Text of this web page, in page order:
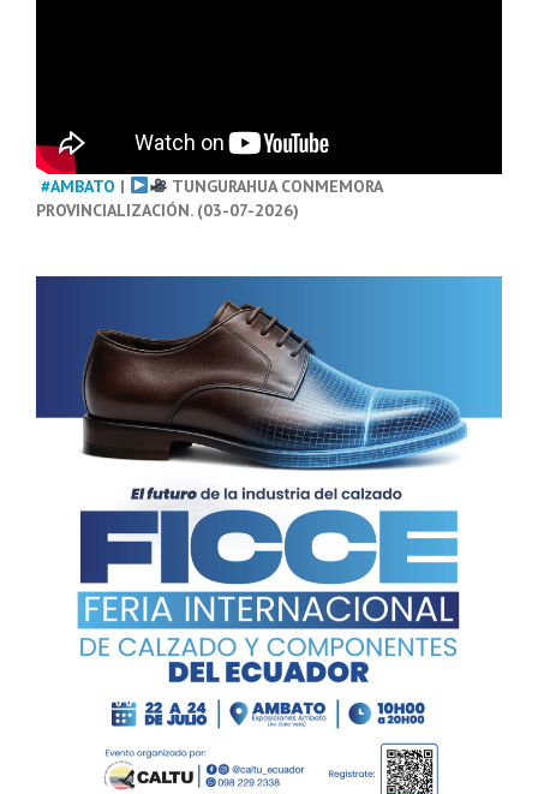
#AMBATO |
TUNGURAHUA CONMEMORA
PROVINCIALIZACIÓN. (03-07-2026)